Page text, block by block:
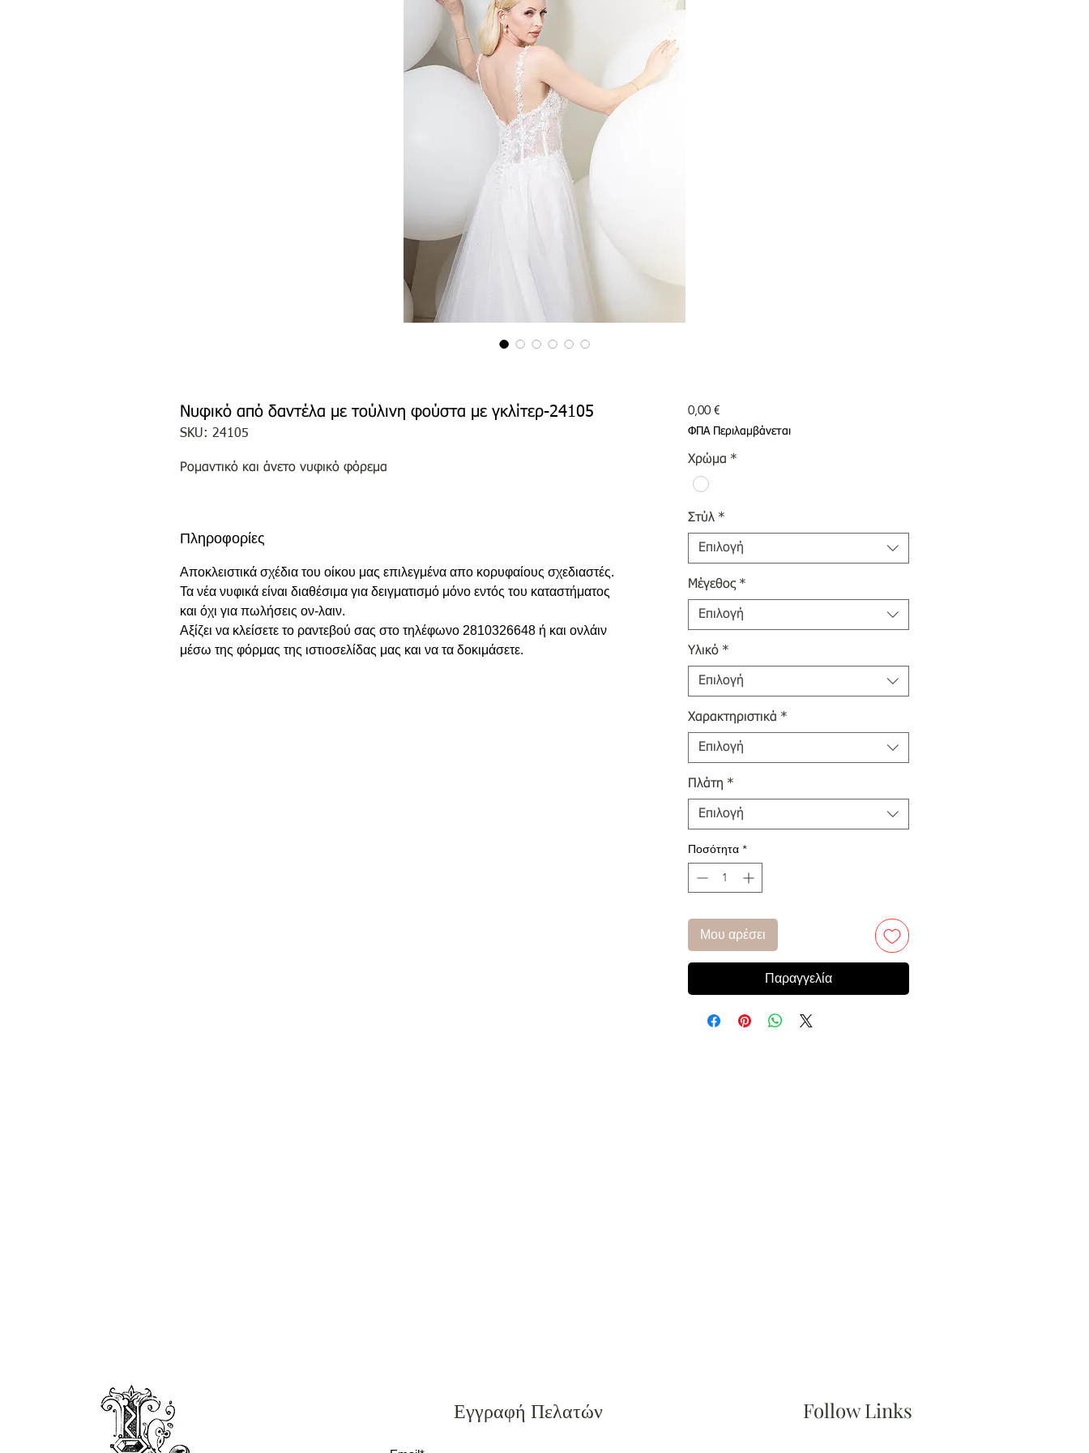
Νυφικό από δαντέλα με τούλινη φούστα με γκλίτερ-24105
SKU: 24105
Ρομαντικό και άνετο νυφικό φόρεμα
Πληροφορίες
Αποκλειστικά σχέδια του οίκου μας επιλεγμένα απο κορυφαίους σχεδιαστές.
Τα νέα νυφικά είναι διαθέσιμα για δειγματισμό μόνο εντός του καταστήματος
και όχι για πωλήσεις ον-λαιν.
Αξίζει να κλείσετε το ραντεβού σας στο τηλέφωνο 2810326648 ή και ονλάιν
μέσω της φόρμας της ιστιοσελίδας μας και να τα δοκιμάσετε.
0,00 €Τιμή
ΦΠΑ Περιλαμβάνεται
Χρώμα *
Στύλ *
Επιλογή
Μέγεθος *
Επιλογή
Υλικό *
Επιλογή
Χαρακτηριστικά *
Επιλογή
Πλάτη *
Επιλογή
Ποσότητα *
Μου αρέσει
Παραγγελία
Εγγραφή Πελατών Follow Links